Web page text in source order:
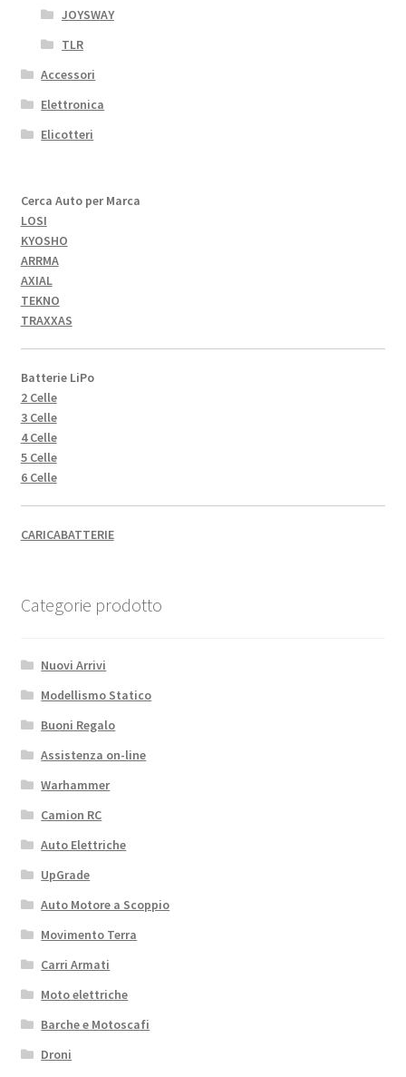
JOYSWAY
TLR
Accessori
Elettronica
Elicotteri
Cerca Auto per Marca
LOSI
KYOSHO
ARRMA
AXIAL
TEKNO
TRAXXAS
Batterie LiPo
2 Celle
3 Celle
4 Celle
5 Celle
6 Celle
CARICABATTERIE
Categorie prodotto
Nuovi Arrivi
Modellismo Statico
Buoni Regalo
Assistenza on-line
Warhammer
Camion RC
Auto Elettriche
UpGrade
Auto Motore a Scoppio
Movimento Terra
Carri Armati
Moto elettriche
Barche e Motoscafi
Droni